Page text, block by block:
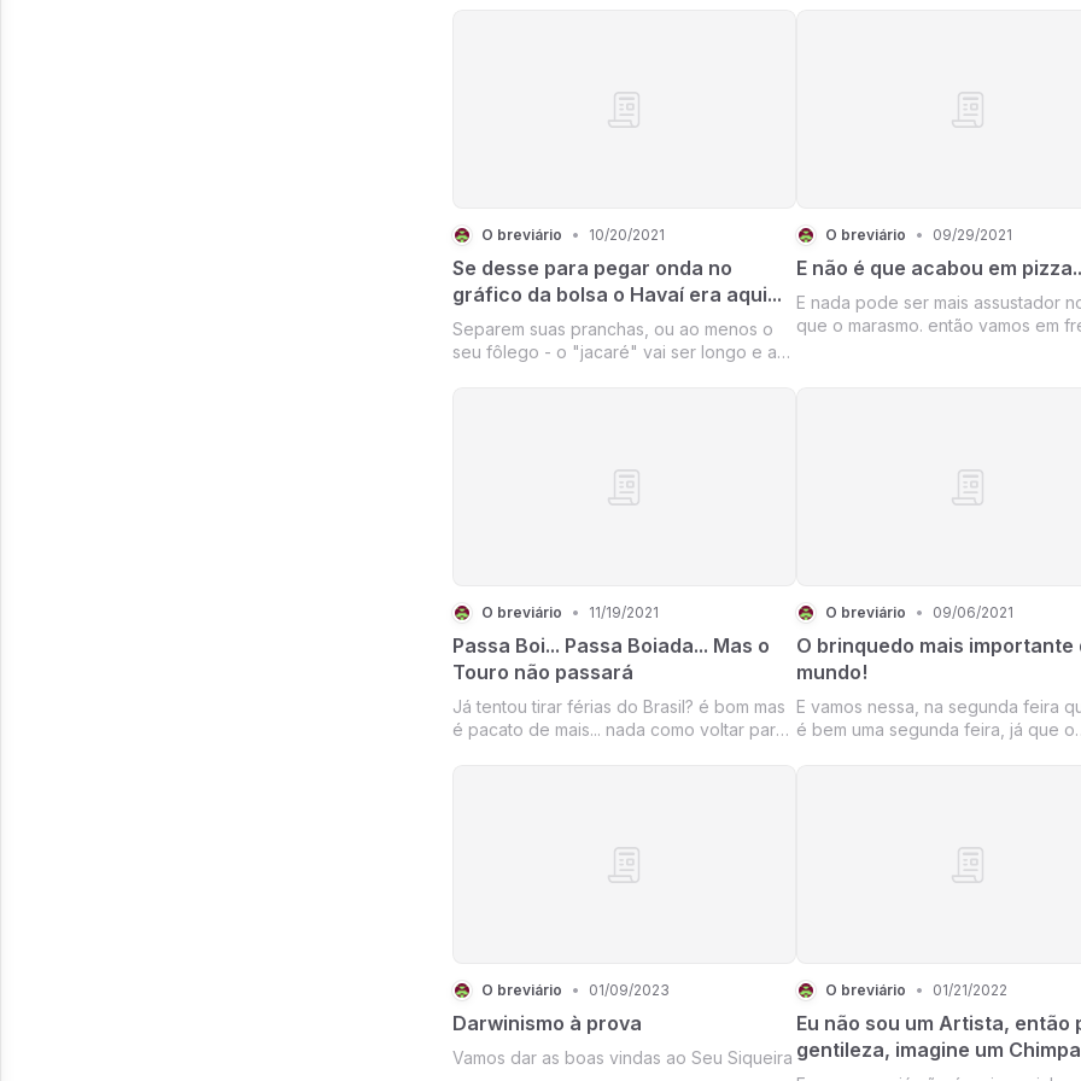
O breviário • 10/20/2021
Se desse para pegar onda no
gráfico da bolsa o Havaí era aqui...
Separem suas pranchas, ou ao menos o
seu fôlego - o "jacaré" vai ser longo e a
O breviário • 09/29/2021
E não é que acabou em
E nada pode ser mais assustador
que o marasmo. então vamos em
O breviário • 11/19/2021
Passa Boi... Passa Boiada... Mas o
Touro não passará
Já tentou tirar férias do Brasil? é bom mas
é pacato de mais... nada como voltar para
O breviário • 09/06/2021
O brinquedo mais importante
mundo!
E vamos nessa, na segunda feira
é bem uma segunda feira, já que o
O breviário • 01/09/2023
Darwinismo à prova
Vamos dar as boas vindas ao Seu Siqueira
O breviário • 01/21/2022
Eu não sou um Artista, então
gentileza, imagine um
balançando uma bandeira do